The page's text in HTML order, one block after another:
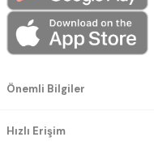
Önemli Bilgiler
Hızlı Erişim